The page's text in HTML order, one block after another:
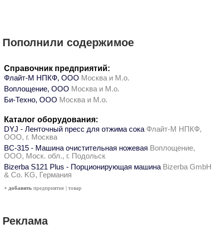
Пополнили содержимое
Справочник предприятий:
Флайт-М НПКФ, ООО Москва и М.о.
Воплощение, ООО Москва и М.о.
Би-Техно, ООО Москва и М.о.
Каталог оборудования:
DYJ - Ленточный пресс для отжима сока Флайт-М НПКФ,
ООО, г. Москва
ВС-315 - Машина очистительная ножевая Воплощение,
ООО, Моск. обл., г. Подольск
Bizerba S121 Plus - Порционирующая машина Bizerba GmbH
& Co. KG, Германия
+ добавить предприятие | товар
Реклама